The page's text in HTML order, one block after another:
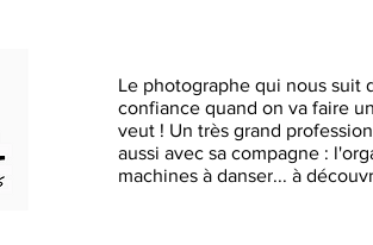
Le photographe qui nous suit
confiance quand on va faire
veut ! Un très grand
aussi avec sa compagne :
machines à danser... à